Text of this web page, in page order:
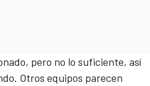
pero no lo suficiente, así
Otros equipos parecen